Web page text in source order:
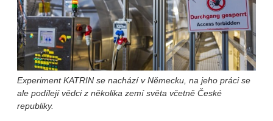
Experiment KATRIN se nachází v Německu, na jeho práci se
ale podílejí vědci z několika zemí světa včetně České
republiky.